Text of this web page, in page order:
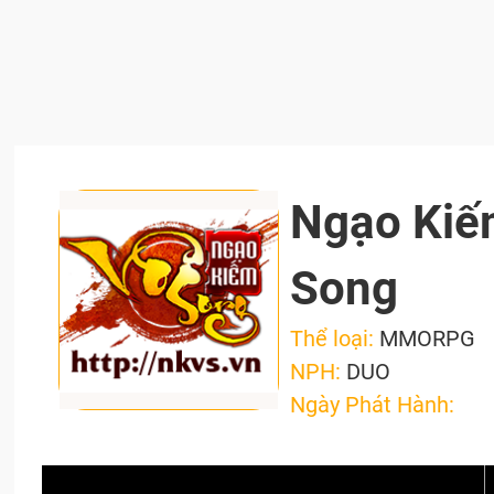
Ngạo
Song
Thể loại: MMORPG
NPH: DUO
Ngày Phát Hành: